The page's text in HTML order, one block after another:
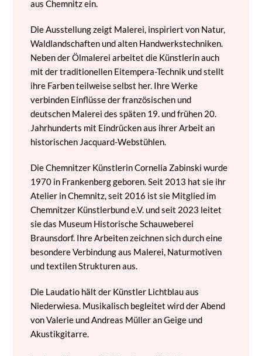
aus Chemnitz ein.
Die Ausstellung zeigt Malerei, inspiriert von Natur,
Waldlandschaften und alten Handwerkstechniken.
Neben der Ölmalerei arbeitet die Künstlerin auch
mit der traditionellen Eitempera-Technik und stellt
ihre Farben teilweise selbst her. Ihre Werke
verbinden Einflüsse der französischen und
deutschen Malerei des späten 19. und frühen 20.
Jahrhunderts mit Eindrücken aus ihrer Arbeit an
historischen Jacquard-Webstühlen.
Die Chemnitzer Künstlerin Cornelia Zabinski wurde
1970 in Frankenberg geboren. Seit 2013 hat sie ihr
Atelier in Chemnitz, seit 2016 ist sie Mitglied im
Chemnitzer Künstlerbund e.V. und seit 2023 leitet
sie das Museum Historische Schauweberei
Braunsdorf. Ihre Arbeiten zeichnen sich durch eine
besondere Verbindung aus Malerei, Naturmotiven
und textilen Strukturen aus.
Die Laudatio hält der Künstler Lichtblau aus
Niederwiesa. Musikalisch begleitet wird der Abend
von Valerie und Andreas Müller an Geige und
Akustikgitarre.